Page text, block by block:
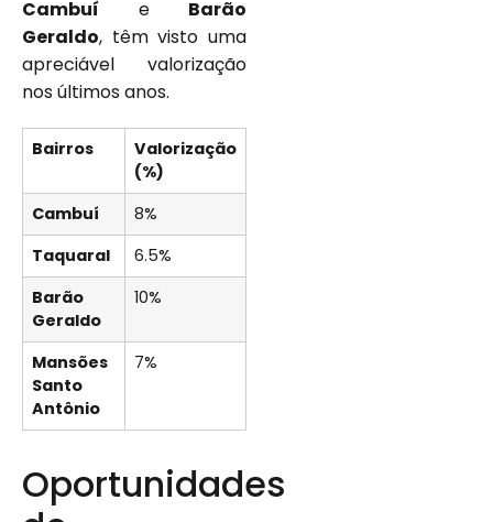
Cambuí e Barão
Geraldo, têm visto uma
apreciável valorização
nos últimos anos.
Bairros
Valorização
(%)
Cambuí
8%
Taquaral
6.5%
Barão
Geraldo
10%
Mansões
Santo
Antônio
7%
Oportunidades